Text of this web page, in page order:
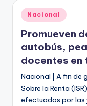
Publicado
en
Nacional
Promueven
autobús,
docentes en
Nacional | A fin de
Sobre la Renta
efectuados por las